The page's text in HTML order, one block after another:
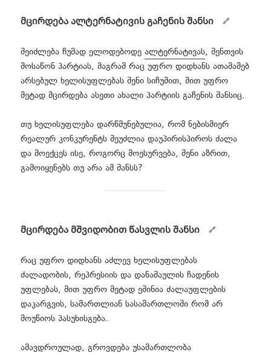
მცირდება ალტერნატივის გაჩენის შანსი
შეიძლება ჩუმად ელოდებოდეალტერნატივას, შენთვის
მოსაწონ პარტიას, მაგრამ რაც უფრო დიდხანს ათამამებ
არსებულ ხელისუფლებას შენი სიჩუმით, მით უფრო
მეტად მცირდება ასეთი ახალი პარტიის გაჩენის შანსიც.
თუ ხელისუფლება დარწმუნებულია, რომ ნებისმიერ
რეალურ კონკურენტს შეუძლია დაუპირისპიროს ძალა
და მოექცეს ისე, როგორც მოესურვება, შენი აზრით,
გამოიყენებს თუ არა ამ შანსს?
მცირდება მშვიდობით წასვლის შანსი
რაც უფრო დიდხანს აძლევ ხელისუფლებას
ძალადობის, რეპრესიის და დანაშაულის ჩადენის
უფლებას, მით უფრო მეტად ეშინია ძალაუფლების
დაკარგვის, სამართლიან სასამართლოში რომ არ
მოუწიოს პასუხისგება.
ამავდროულად, გროვდება უსამართლობა